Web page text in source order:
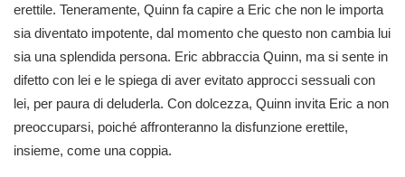
erettile. Teneramente, Quinn fa capire a Eric che non le importa
sia diventato impotente, dal momento che questo non cambia lui
sia una splendida persona. Eric abbraccia Quinn, ma si sente in
difetto con lei e le spiega di aver evitato approcci sessuali con
lei, per paura di deluderla. Con dolcezza, Quinn invita Eric a non
preoccuparsi, poiché affronteranno la disfunzione erettile,
insieme, come una coppia.